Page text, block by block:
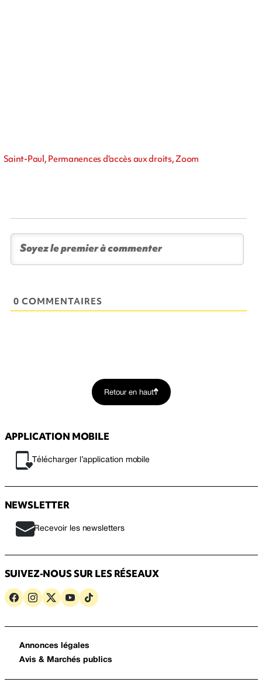
Saint-Paul, Permanences d'accès aux droits, Zoom
0 COMMENTAIRES
Retour en haut
APPLICATION MOBILE
Télécharger l’application mobile
NEWSLETTER
Recevoir les newsletters
SUIVEZ-NOUS SUR LES RÉSEAUX
Annonces légales
Avis & Marchés publics